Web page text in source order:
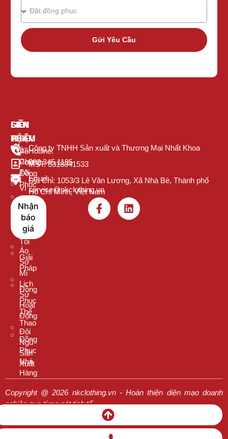
Gửi Yêu Cầu
Công ty TNHH Sản xuất và Thương Mại Nhất Khoa
MST: 0318841533
Địa Chỉ: 1053/3 Lê Văn Lương, Xã Nhà Bè, Thành phố
Hồ Chí Minh, Việt Nam
GIỚI
THIỆU
Về
Chúng
Tôi
Vì
Sao
Nên
Chọn
Chúng
Tôi
Giải
Pháp
Lịch
Sử
Hoạt
Động
Đội
Ngũ
Sản
Xuất
SẢN
PHẨM
Áo
Polo
Đồng
Phục
Thun
Cổ
Tròn
Áo
Sơ
Mi
Đồng
Phục
Thể
Thao
Đồng
Phục
Nhà
Hàng
LIÊN
HỆ
Hotline:
082.345.1195
Email:
service@nkclothing.vn
Nhận
báo
giá
Copyright @ 2026 nkclothing.vn - Hoàn thiện diện mạo doanh
nghiệp qua từng nét tinh tế